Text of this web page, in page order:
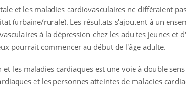
et les maladies cardiovasculaires ne différaient pas
(urbaine/rurale). Les résultats s'ajoutent à un
à la dépression chez les adultes jeunes et
pourrait commencer au début de l'âge adulte.
les maladies cardiaques est une voie à double sens
et les personnes atteintes de maladies